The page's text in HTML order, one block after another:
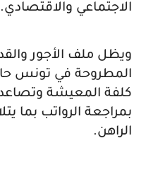
الاجتماعي والاقتصادي.
ويظل ملف الأجور
المطروحة في تونس
كلفة المعيشة
بمراجعة الرواتب بما
الراهن.